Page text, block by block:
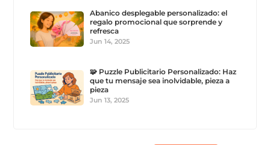
Abanico desplegable personalizado: el
regalo promocional que sorprende y
refresca
Jun 14, 2025
🧩 Puzzle Publicitario Personalizado: Haz
que tu mensaje sea inolvidable, pieza a
pieza
Jun 13, 2025